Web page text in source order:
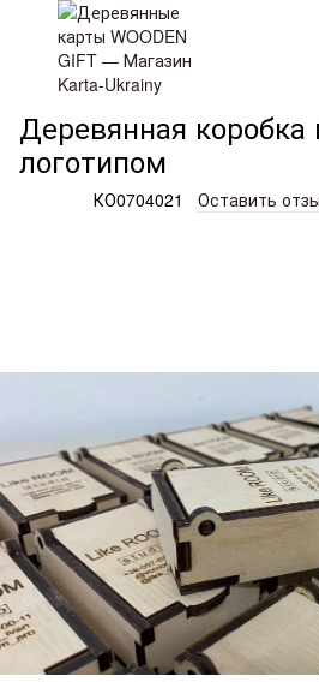
Деревянные изделия и подарки
Деревянная
логотипом
КО0704021 Оставить